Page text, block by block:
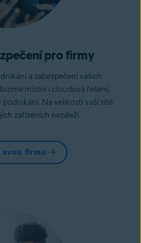
pro firmy
a zabezpečení vašich
místní i cloudová řešení,
Na velikosti vaší sítě
zařízeních nezáleží.
svou firmu